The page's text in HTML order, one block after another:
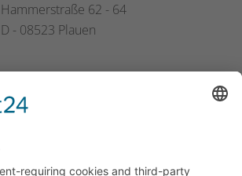
Hammerstraße 62 - 64
D - 08523 Plauen